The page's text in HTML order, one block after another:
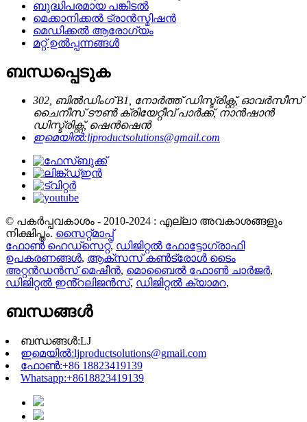
ബുദ്ധിപരമായ പങ്കിടൽ
മെക്കാനിക്കൽ ട്രാൻസ്മിഷൻ
മെഡിക്കൽ ആരോഗ്യം
മറ്റ് ഉൽപ്പന്നങ്ങൾ
ബന്ധപ്പെടുക
302, ബിൽഡിംഗ് B1, നോർത്ത് ഡിസ്ട്രിക്റ്റ്, ഓവർസീസ്
ചൈനീസ് ടൗൺ ക്രിയേറ്റീവ് പാർക്ക്, നാൻഷാൻ
ഡിസ്ട്രിക്റ്റ്, ഷെൻഷെൻ
ഇമെയിൽ:ljproductsolutions@gmail.com
© പകർപ്പവകാശം - 2010-2024 : എല്ലാ അവകാശങ്ങളും
നിക്ഷിപ്തം. സൈറ്റ്മാപ്പ്
ഫോൺ ഹെഡ്സെറ്റ്, ഡിജിറ്റൽ ഫോട്ടോഗ്രാഫി
ഉപകരണങ്ങൾ, ആക്സസ് കൺട്രോൾ ടൈം
അറ്റൻഡൻസ് മെഷീൻ, മൊബൈൽ ഫോൺ ചാർജർ,
ഡിജിറ്റൽ ഇൻ്റലിജൻസ്, ഡിജിറ്റൽ ക്യാമറ,
ബന്ധങ്ങൾ
ബന്ധങ്ങൾ:LJ
ഇമെയിൽ:ljproductsolutions@gmail.com
ഫോൺ:+86 18823419139
Whatsapp:+8618823419139